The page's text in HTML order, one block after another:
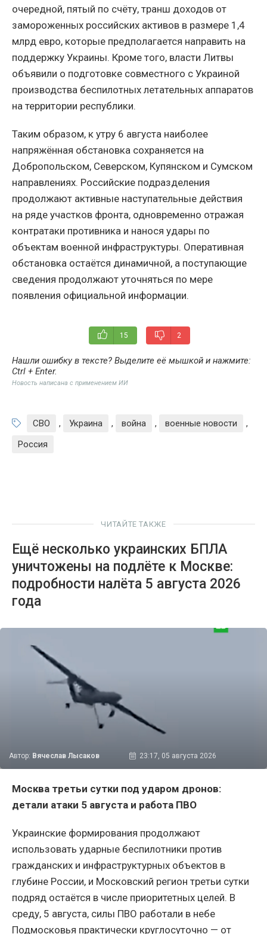
очередной, пятый по счёту, транш доходов от
замороженных российских активов в размере 1,4
млрд евро, которые предполагается направить на
поддержку Украины. Кроме того, власти Литвы
объявили о подготовке совместного с Украиной
производства беспилотных летательных аппаратов
на территории республики.
Таким образом, к утру 6 августа наиболее
напряжённая обстановка сохраняется на
Добропольском, Северском, Купянском и Сумском
направлениях. Российские подразделения
продолжают активные наступательные действия
на ряде участков фронта, одновременно отражая
контратаки противника и нанося удары по
объектам военной инфраструктуры. Оперативная
обстановка остаётся динамичной, а поступающие
сведения продолжают уточняться по мере
появления официальной информации.
15 2
Нашли ошибку в тексте? Выделите её мышкой и нажмите:
Ctrl + Enter.
Новость написана с применением ИИ
СВО , Украина , война , военные новости
,
Россия
ЧИТАЙТЕ ТАКЖЕ
Ещё несколько украинских БПЛА
уничтожены на подлёте к Москве:
подробности налёта 5 августа 2026
года
Автор: Вячеслав Лысаков 23:17, 05 августа 2026
Москва третьи сутки под ударом дронов:
детали атаки 5 августа и работа ПВО
Украинские формирования продолжают
использовать ударные беспилотники против
гражданских и инфраструктурных объектов в
глубине России, и Московский регион третьи сутки
подряд остаётся в числе приоритетных целей. В
среду, 5 августа, силы ПВО работали в небе
Подмосковья практически круглосуточно — от